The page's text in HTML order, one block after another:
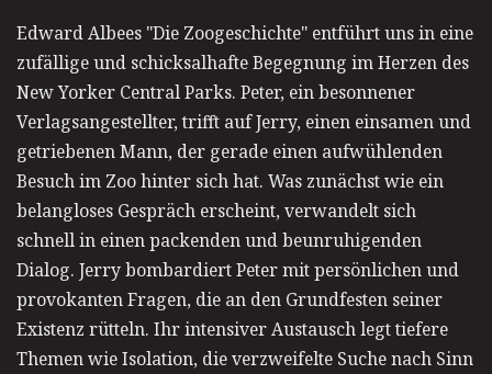
Edward Albees "Die Zoogeschichte" entführt uns in eine
zufällige und schicksalhafte Begegnung im Herzen des
New Yorker Central Parks. Peter, ein besonnener
Verlagsangestellter, trifft auf Jerry, einen einsamen und
getriebenen Mann, der gerade einen aufwühlenden
Besuch im Zoo hinter sich hat. Was zunächst wie ein
belangloses Gespräch erscheint, verwandelt sich
schnell in einen packenden und beunruhigenden
Dialog. Jerry bombardiert Peter mit persönlichen und
provokanten Fragen, die an den Grundfesten seiner
Existenz rütteln. Ihr intensiver Austausch legt tiefere
Themen wie Isolation, die verzweifelte Suche nach Sinn